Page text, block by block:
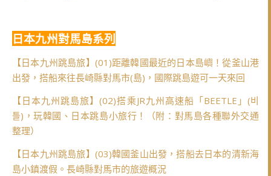
日本九州對馬島系列
【日本九州跳島旅】(01)距離韓國最近的日本島嶼！從釜山港
出發，搭船來往長崎縣對馬市(島)，國際跳島遊可一天來回
【日本九州跳島旅】(02)搭乘JR九州高速船「BEETLE」(비
틀)，玩韓國、日本跳島小旅行！（附：對馬島各種聯外交通
整理）
【日本九州跳島旅】(03)韓國釜山出發，搭船去日本的清新海
島小鎮渡假。長崎縣對馬市的旅遊概況